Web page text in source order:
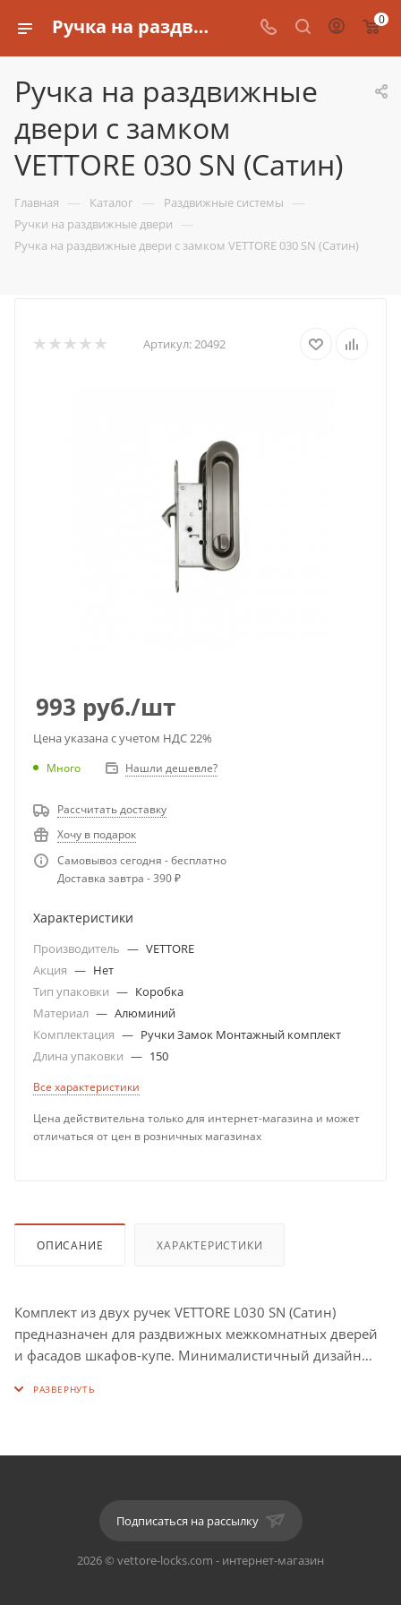
Ручка на раздвижные двери с замком VETTORE 030 SN (Сатин) 0
Ручка на раздвижные
двери с замком
VETTORE 030 SN (Сатин)
Главная — Каталог — Раздвижные системы —
Ручки на раздвижные двери —
Ручка на раздвижные двери с замком VETTORE 030 SN (Сатин)
Артикул:20492
993 руб./шт
Цена указана с учетом НДС 22%
Много Нашли дешевле?
Рассчитать доставку
Хочу в подарок
Самовывоз сегодня - бесплатно
Доставка завтра - 390 ₽
Характеристики
Производитель — VETTORE
Акция — Нет
Тип упаковки — Коробка
Материал — Алюминий
Комплектация — Ручки Замок Монтажный комплект
Длина упаковки — 150
Все характеристики
Цена действительна только для интернет-магазина и может
отличаться от цен в розничных магазинах
ОПИСАНИЕ ХАРАКТЕРИСТИКИ
Комплект из двух ручек VETTORE L030 SN (Сатин)
предназначен для раздвижных межкомнатных дверей
и фасадов шкафов-купе. Минималистичный дизайн
как в классическом, так и в современном стиле.
Подписаться на рассылку
2026 © vettore-locks.com - интернет-магазин